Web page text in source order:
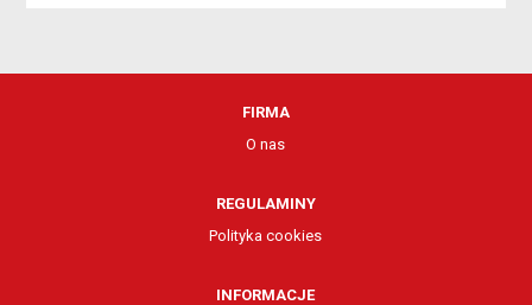
FIRMA
O nas
REGULAMINY
Polityka cookies
INFORMACJE